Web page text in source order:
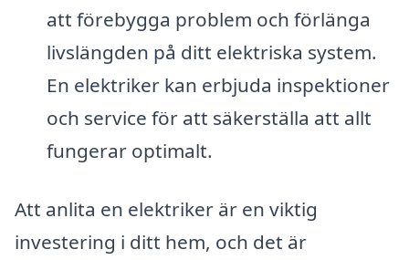
att förebygga problem och förlänga
livslängden på ditt elektriska system.
En elektriker kan erbjuda inspektioner
och service för att säkerställa att allt
fungerar optimalt.
Att anlita en elektriker är en viktig
investering i ditt hem, och det är